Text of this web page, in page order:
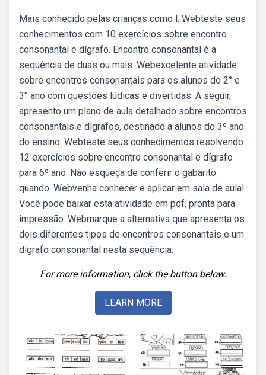
Mais conhecido pelas crianças como l. Webteste seus
conhecimentos com 10 exercícios sobre encontro
consonantal e dígrafo. Encontro consonantal é a
sequência de duas ou mais. Webexcelente atividade
sobre encontros consonantais para os alunos do 2° e
3° ano com questões lúdicas e divertidas. A seguir,
apresento um plano de aula detalhado sobre encontros
consonantais e dígrafos, destinado a alunos do 3º ano
do ensino. Webteste seus conhecimentos resolvendo
12 exercícios sobre encontro consonantal e dígrafo
para 6º ano. Não esqueça de conferir o gabarito
quando. Webvenha conhecer e aplicar em sala de aula!
Você pode baixar esta atividade em pdf, pronta para
impressão. Webmarque a alternativa que apresenta os
dois diferentes tipos de encontros consonantais e um
dígrafo consonantal nesta sequência:
For more information, click the button below.
LEARN MORE